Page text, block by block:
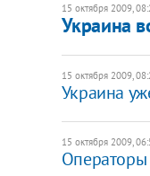
15 октября 2009,
Украина
15 октября 2009,
Украина
15 октября 2009,
Операторы